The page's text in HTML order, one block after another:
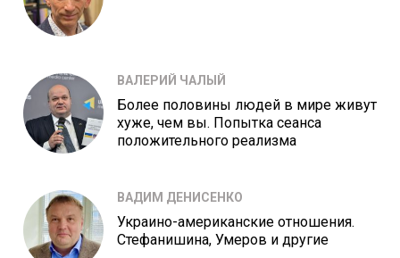
ВАЛЕРИЙ ЧАЛЫЙ
Более половины людей в мире живут
хуже, чем вы. Попытка сеанса
положительного реализма
ВАДИМ ДЕНИСЕНКО
Украино-американские отношения.
Стефанишина, Умеров и другие